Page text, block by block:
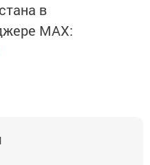
в
MАХ: